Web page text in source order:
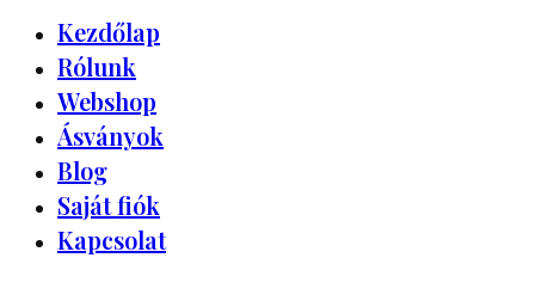
Kezdőlap
Rólunk
Webshop
Ásványok
Blog
Saját fiók
Kapcsolat